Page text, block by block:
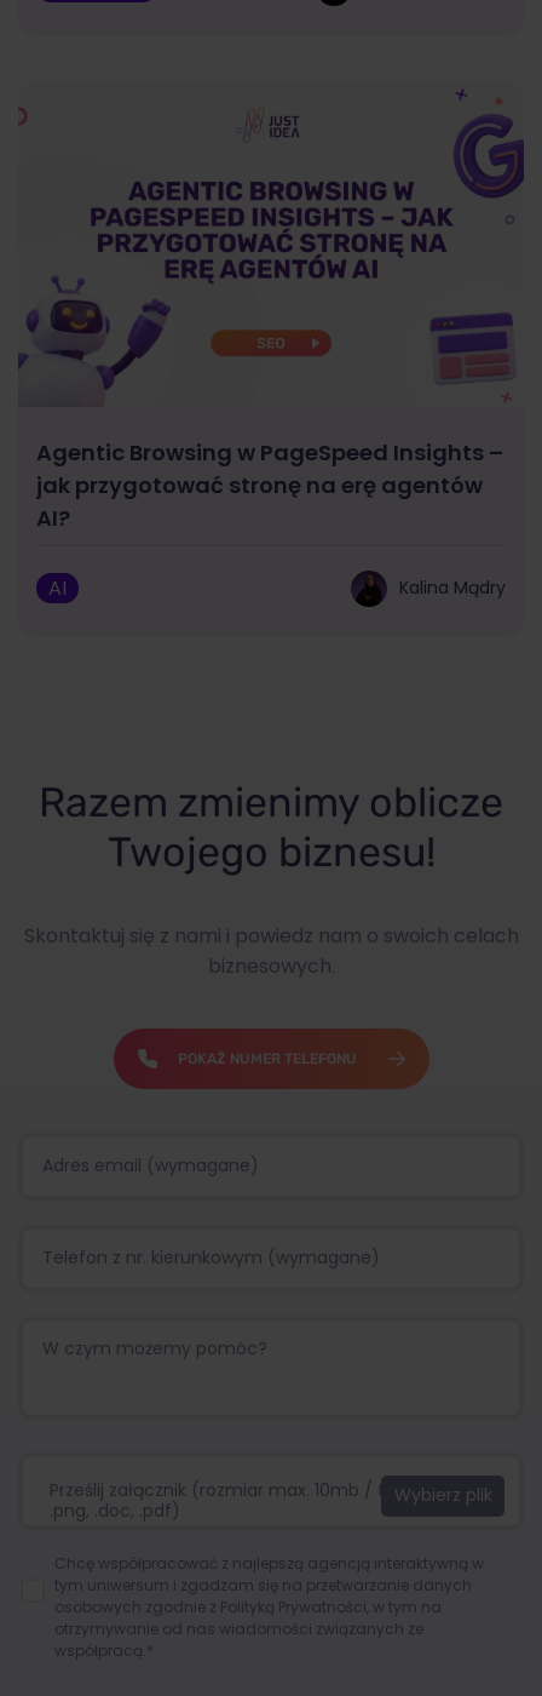
Agentic Browsing w PageSpeed Insights –
jak przygotować stronę na erę agentów
AI?
AI Kalina Mądry
Razem zmienimy oblicze
Twojego biznesu!
Skontaktuj się z nami i powiedz nam o swoich celach
biznesowych.
POKAŻ NUMER TELEFONU
Prześlij załącznik (rozmiar max. 10mb / format:.jpg,
.png, .doc, .pdf)
Chcę współpracować z najlepszą agencją interaktywną w
tym uniwersum i zgadzam się na przetwarzanie danych
osobowych zgodnie z Polityką Prywatności , w tym na
otrzymywanie od nas wiadomości związanych ze
współpracą.*